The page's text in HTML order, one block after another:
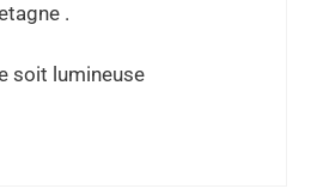
.
soit lumineuse